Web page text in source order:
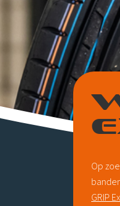
Op
GRIP